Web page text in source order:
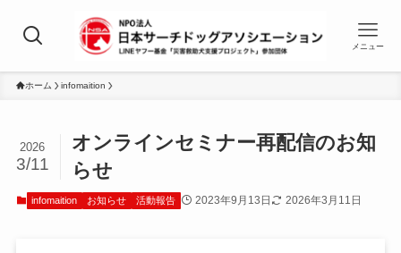
メニュー
ホーム infomaition
オンラインセミナー再配信のお知
らせ
2026
3/11
infomaition お知らせ 活動報告 2023年9月13日 2026年3月11日